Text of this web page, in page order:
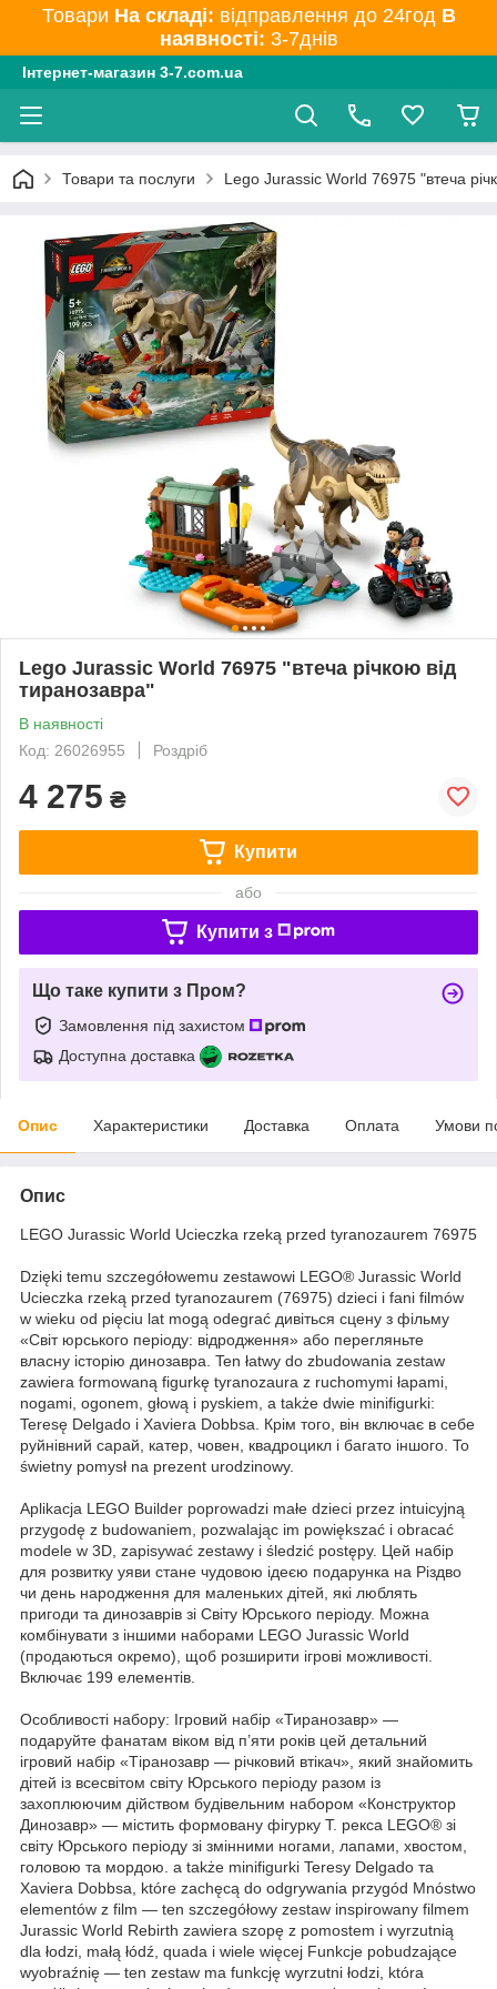
Товари На складі: відправлення до 24год В
наявності: 3-7днів
Інтернет-магазин 3-7.com.ua
Товари та послуги Lego Jurassic World 76975 "втеча
Lego Jurassic World 76975 "втеча річкою від
тиранозавра"
В наявності
Код: 26026955
Роздріб
4 275 ₴
Купити
або
Купити з
Що таке купити з Пром?
Замовлення під захистом
Доступна доставка
Опис Характеристики Доставка Оплата Умови
Опис
LEGO Jurassic World Ucieczka rzeką przed tyranozaurem 76975
Dzięki temu szczegółowemu zestawowi LEGO® Jurassic World
Ucieczka rzeką przed tyranozaurem (76975) dzieci i fani filmów
w wieku od pięciu lat mogą odegrać дивіться сцену з фільму
«Світ юрського періоду: відродження» або перегляньте
власну історію динозавра. Ten łatwy do zbudowania zestaw
zawiera formowaną figurkę tyranozaura z ruchomymi łapami,
nogami, ogonem, głową i pyskiem, a także dwie minifigurki:
Teresę Delgado і Xaviera Dobbsa. Крім того, він включає в себе
руйнівний сарай, катер, човен, квадроцикл і багато іншого. To
świetny pomysł na prezent urodzinowy.
Aplikacja LEGO Builder poprowadzi małe dzieci przez intuicyjną
przygodę z budowaniem, pozwalając im powiększać i obracać
modele w 3D, zapisywać zestawy i śledzić postępy. Цей набір
для розвитку уяви стане чудовою ідеєю подарунка на Різдво
чи день народження для маленьких дітей, які люблять
пригоди та динозаврів зі Світу Юрського періоду. Можна
комбінувати з іншими наборами LEGO Jurassic World
(продаються окремо), щоб розширити ігрові можливості.
Включає 199 елементів.
Особливості набору: Ігровий набір «Тиранозавр» —
подаруйте фанатам віком від п’яти років цей детальний
ігровий набір «Тіранозавр — річковий втікач», який знайомить
дітей із всесвітом світу Юрського періоду разом із
захоплюючим дійством будівельним набором «Конструктор
Динозавр» — містить формовану фігурку Т. рекса LEGO® зі
світу Юрського періоду зі змінними ногами, лапами, хвостом,
головою та мордою. a także minifigurki Teresy Delgado та
Xaviera Dobbsa, które zachęcą do odgrywania przygód Mnóstwo
elementów z film — ten szczegółowy zestaw inspirowany filmem
Jurassic World Rebirth zawiera szopę z pomostem i wyrzutnią
dla łodzi, małą łódź, quada i wiele więcej Funkcje pobudzające
wyobraźnię — ten zestaw ma funkcję wyrzutni łodzi, która